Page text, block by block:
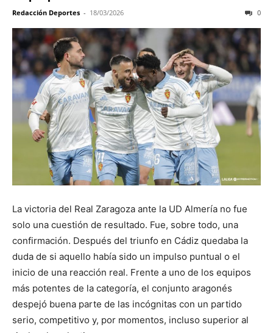
Redacción Deportes - 18/03/2026 0
La victoria del Real Zaragoza ante la UD Almería no fue
solo una cuestión de resultado. Fue, sobre todo, una
confirmación. Después del triunfo en Cádiz quedaba la
duda de si aquello había sido un impulso puntual o el
inicio de una reacción real. Frente a uno de los equipos
más potentes de la categoría, el conjunto aragonés
despejó buena parte de las incógnitas con un partido
serio, competitivo y, por momentos, incluso superior al